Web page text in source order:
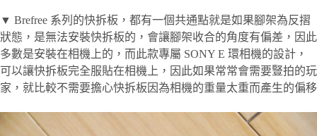
▼ Brefree 系列的快拆板，都有一個共通點就是如果腳架為反摺
狀態，是無法安裝快拆板的，會讓腳架收合的角度有偏差，因此
多數是安裝在相機上的，而此款專屬 SONY E 環相機的設計，
可以讓快拆板完全服貼在相機上，因此如果常常會需要豎拍的玩
家，就比較不需要擔心快拆板因為相機的重量太重而產生的偏移